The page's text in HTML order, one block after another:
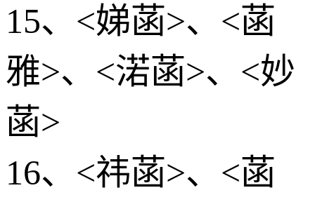
15、<娣菡>、<菡
雅>、<渃菡>、<妙
菡>
16、<祎菡>、<菡